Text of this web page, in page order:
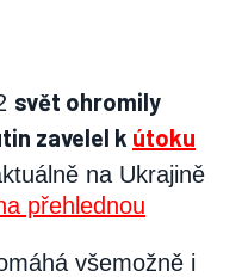
svět ohromily
zavelel k útoku
na Ukrajině
přehlednou
všemožně i